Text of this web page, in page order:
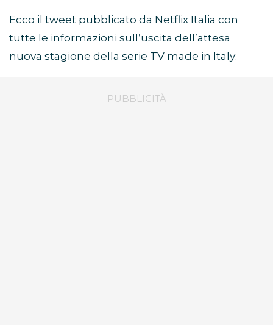
Ecco il tweet pubblicato da Netflix Italia con
tutte le informazioni sull’uscita dell’attesa
nuova stagione della serie TV made in Italy: